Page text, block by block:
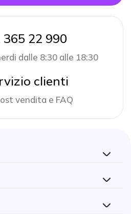
365 22 990
dalle 8:30 alle 18:30
clienti
vendita e FAQ